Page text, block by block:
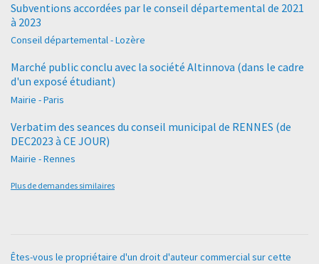
Subventions accordées par le conseil départemental de 2021
à 2023
Conseil départemental - Lozère
Marché public conclu avec la société Altinnova (dans le cadre
d'un exposé étudiant)
Mairie - Paris
Verbatim des seances du conseil municipal de RENNES (de
DEC2023 à CE JOUR)
Mairie - Rennes
Plus de demandes similaires
Êtes-vous le propriétaire d'un droit d'auteur commercial sur cette